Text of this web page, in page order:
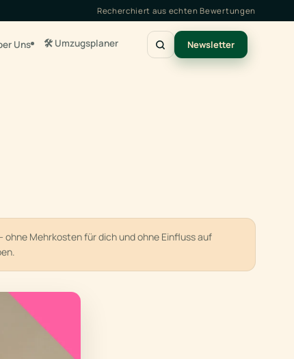
Recherchiert aus echten Bewertungen
Uns 🛠️ Umzugsplaner Newsletter
Mehrkosten für dich und ohne Einfluss auf